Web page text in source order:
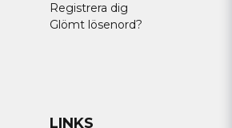
Registrera dig
Glömt lösenord?
LINKS